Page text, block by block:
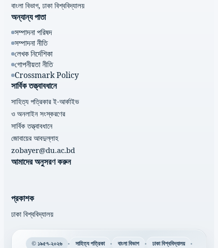
বাংলা বিভাগ, ঢাকা বিশ্ববিদ্যালয়
অন্যান্য পাতা
সম্পাদনা পরিষদ
সম্পাদনা নীতি
লেখক নির্দেশিকা
গোপনীয়তা নীতি
Crossmark Policy
সার্বিক তত্ত্বাবধানে
সাহিত্য পত্রিকার ই-আর্কাইভ
ও অনলাইন সংস্করণের
সার্বিক তত্ত্বাবধানে
জোবায়ের আবদুল্লাহ
zobayer@du.ac.bd
আমাদের অনুসরণ করুন
প্রকাশক
ঢাকা বিশ্ববিদ্যালয়
© ১৯৫৭-২০২৬ • সাহিত্য পত্রিকা • বাংলা বিভাগ • ঢাকা বিশ্ববিদ্যালয় •